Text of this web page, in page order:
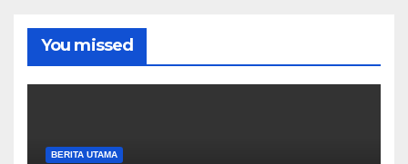
You missed
BERITA UTAMA